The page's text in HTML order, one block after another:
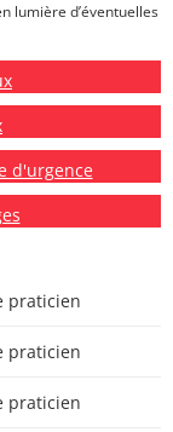
lumière d’éventuelles
d'urgence
praticien
praticien
praticien